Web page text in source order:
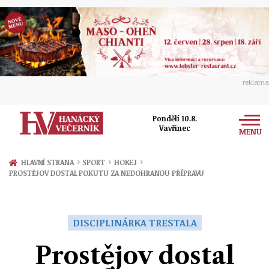
reklama
Pondělí 10.8.
Vavřinec
MENU
Zprávy
Přerov
Ekonomika
Ženy
Sport
HLAVNÍ STRANA › SPORT › HOKEJ ›
PROSTĚJOV DOSTAL POKUTU ZA NEDOHRANOU PŘÍPRAVU
DISCIPLINÁRKA TRESTALA
Prostějov dostal